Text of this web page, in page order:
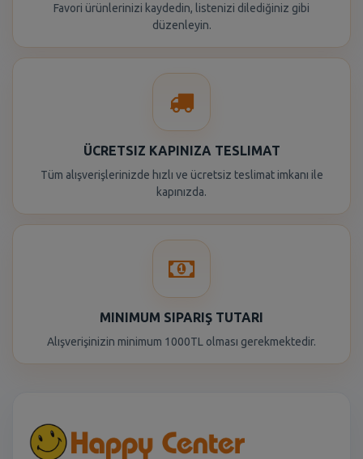
Favori ürünlerinizi kaydedin, listenizi dilediğiniz gibi
düzenleyin.
ÜCRETSIZ KAPINIZA TESLIMAT
Tüm alışverişlerinizde hızlı ve ücretsiz teslimat imkanı ile
kapınızda.
MINIMUM SIPARIŞ TUTARI
Alışverişinizin minimum 1000TL olması gerekmektedir.